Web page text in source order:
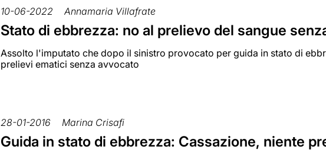
10-06-2022 Annamaria Villafrate
Stato di ebbrezza: no al prelievo del sangue
Assolto l'imputato che dopo il sinistro provocato per guida in stato di
prelievi ematici senza avvocato
28-01-2016 Marina Crisafi
Guida in stato di ebbrezza: Cassazione, niente